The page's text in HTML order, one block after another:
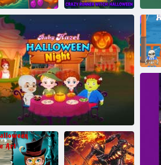
Vega Mix 2
piedzīvojums
Traks skrējējs
raganu Helovīns